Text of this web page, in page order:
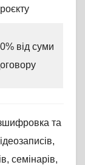
від суми
та
семінарів,